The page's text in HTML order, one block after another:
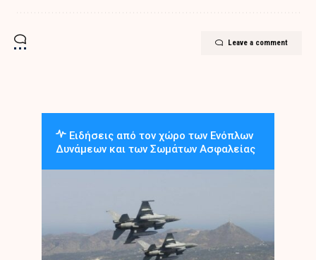
Leave a comment
Ειδήσεις από τον χώρο των Ενόπλων
Δυνάμεων και των Σωμάτων Ασφαλείας